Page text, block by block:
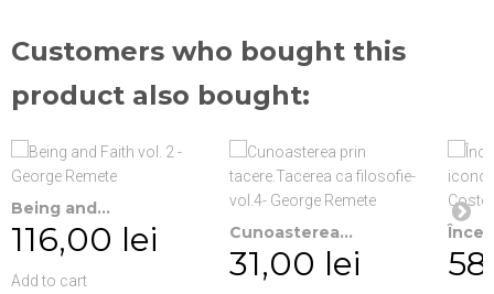
Customers who bought this
product also bought:
Being and...
116,00 lei
Add to cart
Cunoasterea...
31,00 lei